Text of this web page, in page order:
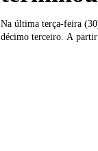
Na última terça-feira
décimo terceiro. A partir